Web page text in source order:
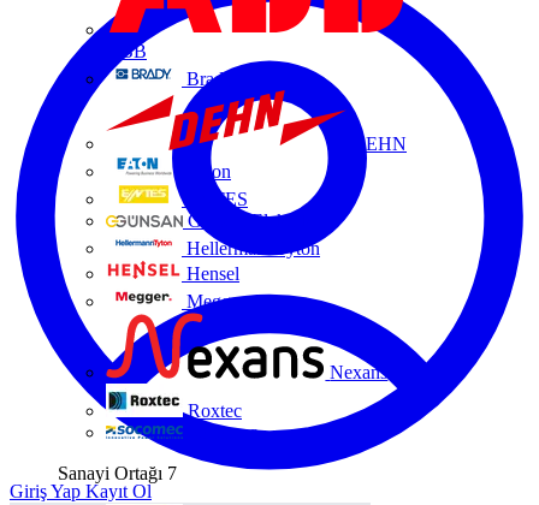
ABB
Brady
DEHN
Eaton
ENTES
Günsan Elektrik
HellermannTyton
Hensel
Megger
Nexans
Roxtec
Socomec
Sanayi Ortağı 7
Giriş Yap Kayıt Ol